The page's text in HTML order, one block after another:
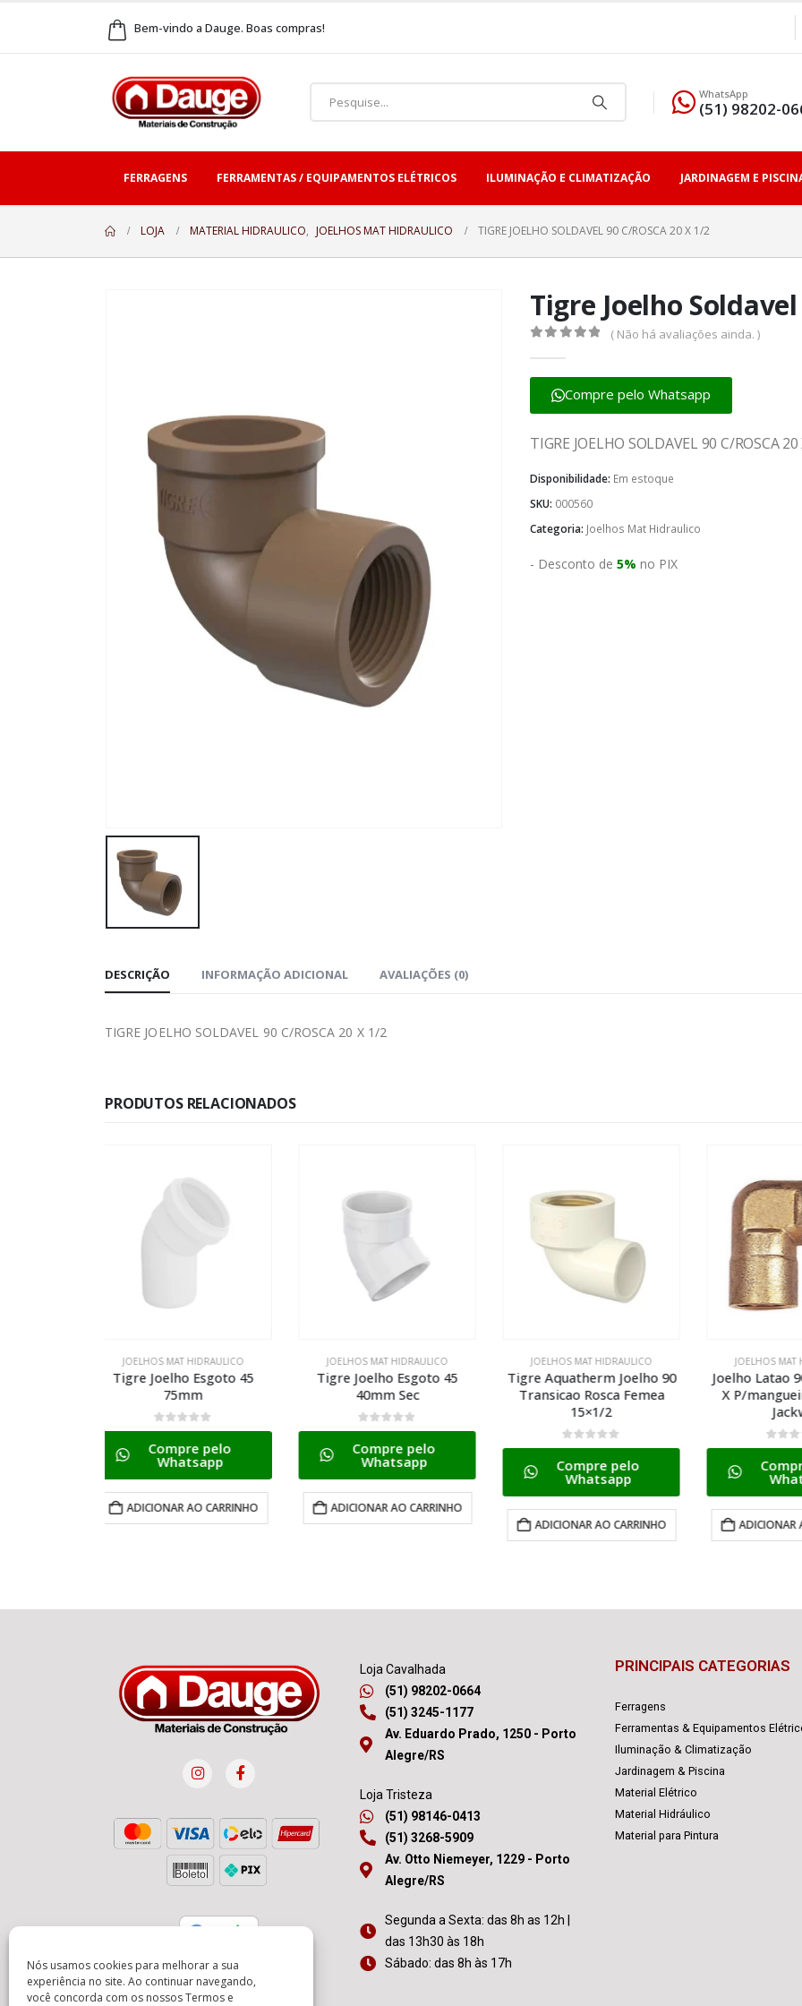
Nós usamos cookies para melhorar a sua
experiência no site. Ao continuar navegando,
você concorda com os nossosTermos e
Bem-vindo a Dauge. Boas compras!
WhatsApp
(51) 98202-
FERRAGENS FERRAMENTAS / EQUIPAMENTOS ELÉTRICOS ILUMINAÇÃO E CLIMATIZAÇÃO JARDINAGEM E
LOJA MATERIAL HIDRAULICO, JOELHOS MAT HIDRAULICO TIGRE JOELHO SOLDAVEL 90 C/ROSCA 20 X 1/2
Tigre Joelho
( Não há avaliações ainda. )
Compre pelo Whatsapp
TIGRE JOELHO SOLDAVEL 90 C/ROSCA
Disponibilidade: Em estoque
SKU: 000560
Categoria: Joelhos Mat Hidraulico
- Desconto de 5% no PIX
DESCRIÇÃO INFORMAÇÃO ADICIONAL AVALIAÇÕES (0)
TIGRE JOELHO SOLDAVEL 90 C/ROSCA 20 X 1/2
PRODUTOS RELACIONADOS
JOELHOS MAT HIDRAULICO
Tigre Joelho Esgoto 45
40mm Sec
0de 5
Compre pelo
Whatsapp
ADICIONAR AO CARRINHO
JOELHOS MAT HIDRAULICO
Tigre Aquatherm Joelho 90
Transicao Rosca Femea
15×1/2
0de 5
Compre pelo
Whatsapp
ADICIONAR AO CARRINHO
JOELHOS MAT HIDRAULICO
Joelho Latao 90g 1/2 Bsp(i)
X P/mangueira 3/8 2705
Jackwal
0de 5
Compre pelo
Whatsapp
ADICIONAR AO CARRINHO
JOELHOS
Tigre
0
Loja Cavalhada
(51) 98202-0664
(51) 3245-1177
Av. Eduardo Prado, 1250 - Porto
Alegre/RS
Loja Tristeza
(51) 98146-0413
(51) 3268-5909
Av. Otto Niemeyer, 1229 - Porto
Alegre/RS
Segunda a Sexta: das 8h as 12h |
das 13h30 às 18h
Sábado: das 8h às 17h
PRINCIPAIS CATEGORIAS
Ferragens
Ferramentas & Equipamentos
Iluminação & Climatização
Jardinagem & Piscina
Material Elétrico
Material Hidráulico
Material para Pintura